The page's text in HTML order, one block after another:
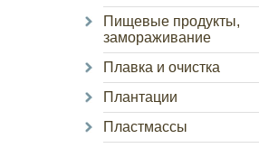
Пищевые продукты,
замораживание
Плавка и очистка
Плантации
Пластмассы